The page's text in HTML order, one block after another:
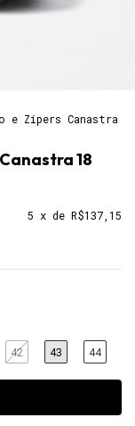
e Zípers Canastra
18
5 x de R$137,15
42 43 44